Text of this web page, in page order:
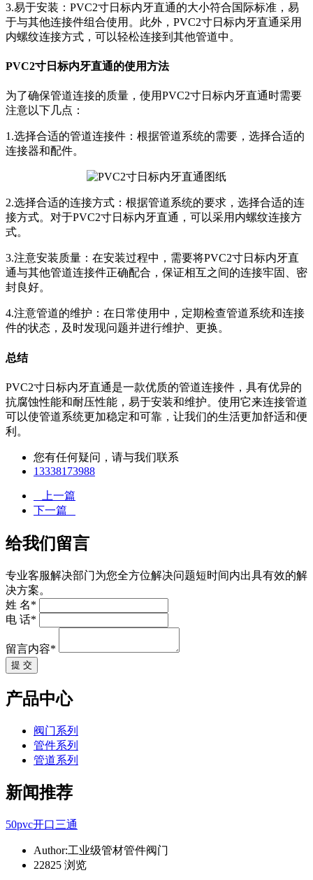
3.易于安装：PVC2寸日标内牙直通的大小符合国际标准，易
于与其他连接件组合使用。此外，PVC2寸日标内牙直通采用
内螺纹连接方式，可以轻松连接到其他管道中。
PVC2寸日标内牙直通的使用方法
为了确保管道连接的质量，使用PVC2寸日标内牙直通时需要
注意以下几点：
1.选择合适的管道连接件：根据管道系统的需要，选择合适的
连接器和配件。
2.选择合适的连接方式：根据管道系统的要求，选择合适的连
接方式。对于PVC2寸日标内牙直通，可以采用内螺纹连接方
式。
3.注意安装质量：在安装过程中，需要将PVC2寸日标内牙直
通与其他管道连接件正确配合，保证相互之间的连接牢固、密
封良好。
4.注意管道的维护：在日常使用中，定期检查管道系统和连接
件的状态，及时发现问题并进行维护、更换。
总结
PVC2寸日标内牙直通是一款优质的管道连接件，具有优异的
抗腐蚀性能和耐压性能，易于安装和维护。使用它来连接管道
可以使管道系统更加稳定和可靠，让我们的生活更加舒适和便
利。
您有任何疑问，请与我们联系
13338173988
上一篇
下一篇
给我们留言
专业客服解决部门为您全方位解决问题短时间内出具有效的解
决方案。
姓 名*
电 话*
留言内容*
提 交
产品中心
阀门系列
管件系列
管道系列
新闻推荐
50pvc开口三通
Author:工业级管材管件阀门
22825 浏览